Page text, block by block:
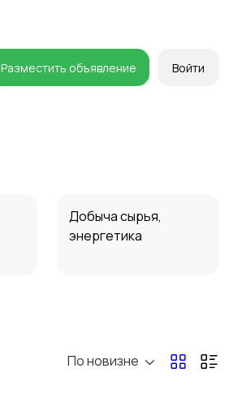
Разместить объявление Войти
Добыча сырья,
энергетика
По новизне